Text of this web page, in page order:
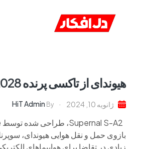
هیوندای از تاکسی پرنده 2028 خود رونمایی کرد
ژانویه 10, 2024 By
HiT Admin
زیادی در تقاضا برای هواپیماهای